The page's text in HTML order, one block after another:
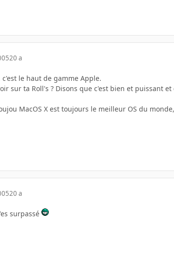
20 a
le haut de gamme Apple.
sur ta Roll's ? Disons que c'est bien et puissant
MacOS X est toujours le meilleur OS du
20 a
surpassé